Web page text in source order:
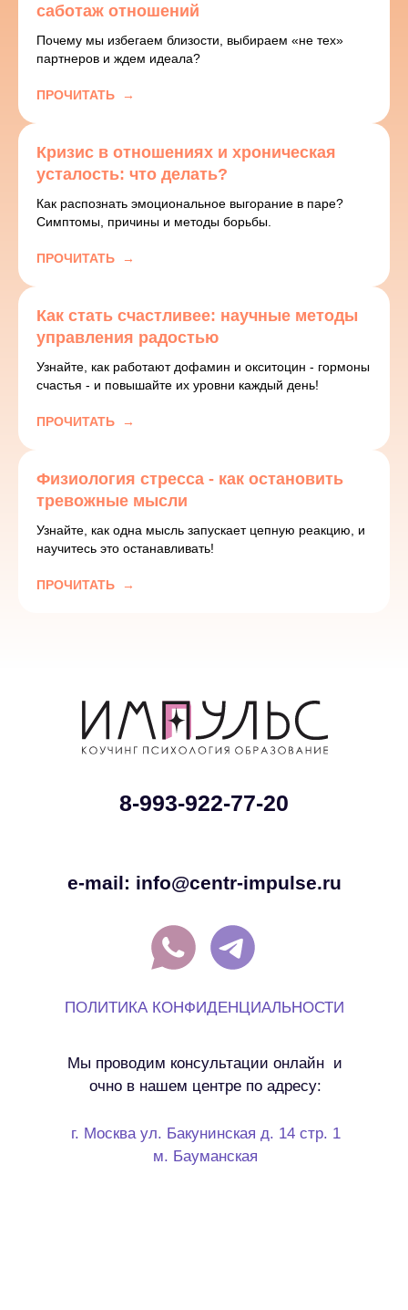
саботаж отношений
Почему мы избегаем близости, выбираем «не тех»
партнеров и ждем идеала?
ПРОЧИТАТЬ
Кризис в отношениях и хроническая
усталость: что делать?
Как распознать эмоциональное выгорание в паре?
Симптомы, причины и методы борьбы.
ПРОЧИТАТЬ
Как стать счастливее: научные методы
управления радостью
Узнайте, как работают дофамин и окситоцин - гормоны
счастья - и повышайте их уровни каждый день!
ПРОЧИТАТЬ
Физиология стресса - как остановить
тревожные мысли
Узнайте, как одна мысль запускает цепную реакцию, и
научитесь это останавливать!
ПРОЧИТАТЬ